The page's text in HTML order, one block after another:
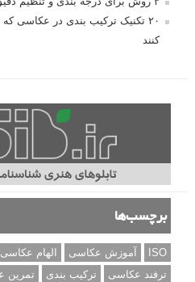
۲۰ تکنیک ترکیب بندی در عکاسی
کنند
برچسب‌ها
ISO آموزش عکاسی الهام عکاسی
ترفند عکاسی
ترکیب بندی تمرین